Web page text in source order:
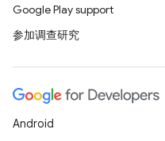
Google Play support
参加调查研究
Android